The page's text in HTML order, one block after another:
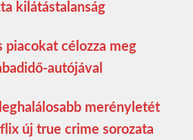
kilátástalanság
piacokat célozza meg
autójával
merényletét
új true crime sorozata